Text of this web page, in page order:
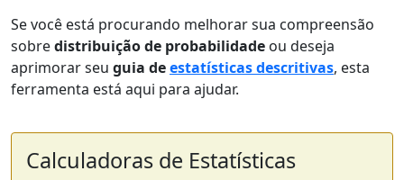
Se você está procurando melhorar sua compreensão
sobredistribuição de probabilidade ou deseja
aprimorar seu guia deestatísticas descritivas, esta
ferramenta está aqui para ajudar.
Calculadoras de Estatísticas